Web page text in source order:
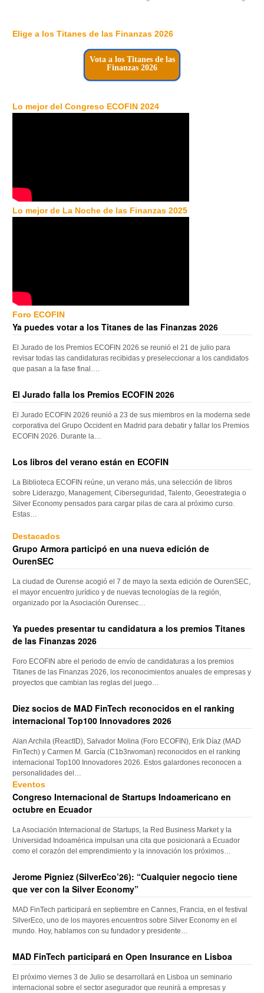
Elige a los Titanes de las Finanzas 2026
Vota a los Titanes de las
Finanzas 2026
Lo mejor del Congreso ECOFIN 2024
Lo mejor de La Noche de las Finanzas 2025
Foro ECOFIN
Ya puedes votar a los Titanes de las Finanzas 2026
El Jurado de los Premios ECOFIN 2026 se reunió el 21 de julio para
revisar todas las candidaturas recibidas y preseleccionar a los candidatos
que pasan a la fase final….
El Jurado falla los Premios ECOFIN 2026
El Jurado ECOFIN 2026 reunió a 23 de sus miembros en la moderna sede
corporativa del Grupo Occident en Madrid para debatir y fallar los Premios
ECOFIN 2026. Durante la…
Los libros del verano están en ECOFIN
La Biblioteca ECOFIN reúne, un verano más, una selección de libros
sobre Liderazgo, Management, Ciberseguridad, Talento, Geoestrategia o
Silver Economy pensados para cargar pilas de cara al próximo curso.
Estas…
Destacados
Grupo Armora participó en una nueva edición de
OurenSEC
La ciudad de Ourense acogió el 7 de mayo la sexta edición de OurenSEC,
el mayor encuentro jurídico y de nuevas tecnologías de la región,
organizado por la Asociación Ourensec…
Ya puedes presentar tu candidatura a los premios Titanes
de las Finanzas 2026
Foro ECOFIN abre el periodo de envío de candidaturas a los premios
Titanes de las Finanzas 2026, los reconocimientos anuales de empresas y
proyectos que cambian las reglas del juego…
Diez socios de MAD FinTech reconocidos en el ranking
internacional Top100 Innovadores 2026
Alan Archila (ReactID), Salvador Molina (Foro ECOFIN), Erik Díaz (MAD
FinTech) y Carmen M. García (C1b3rwoman) reconocidos en el ranking
internacional Top100 Innovadores 2026. Estos galardones reconocen a
personalidades del…
Eventos
Congreso Internacional de Startups Indoamericano en
octubre en Ecuador
La Asociación Internacional de Startups, la Red Business Market y la
Universidad Indoamérica impulsan una cita que posicionará a Ecuador
como el corazón del emprendimiento y la innovación los próximos…
Jerome Pigniez (SilverEco’26): “Cualquier negocio tiene
que ver con la Silver Economy”
MAD FinTech participará en septiembre en Cannes, Francia, en el festival
SilverEco, uno de los mayores encuentros sobre Silver Economy en el
mundo. Hoy, hablamos con su fundador y presidente…
MAD FinTech participará en Open Insurance en Lisboa
El próximo viernes 3 de Julio se desarrollará en Lisboa un seminario
internacional sobre el sector asegurador que reunirá a empresas y